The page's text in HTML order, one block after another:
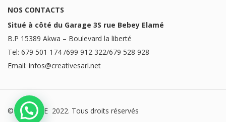
NOS CONTACTS
Situé à côté du Garage 3S rue Bebey Elamé
B.P 15389 Akwa – Boulevard la liberté
Tel: 679 501 174 /699 912 322/679 528 928
Email: infos@creativesarl.net
© CREATIVE 2022. Tous droits réservés